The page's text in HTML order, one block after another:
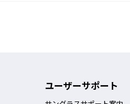
ユーザーサポート